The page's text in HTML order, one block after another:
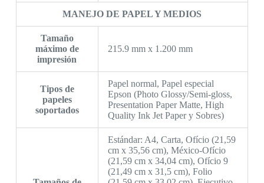
MANEJO DE PAPEL Y MEDIOS
Tamaño
máximo de
impresión
215.9 mm x 1.200 mm
Tipos de
papeles
soportados
Papel normal, Papel especial
Epson (Photo Glossy/Semi-gloss,
Presentation Paper Matte, High
Quality Ink Jet Paper y Sobres)
Estándar: A4, Carta, Ofício (21,59
cm x 35,56 cm), México-Ofício
(21,59 cm x 34,04 cm), Ofício 9
(21,49 cm x 31,5 cm), Folio